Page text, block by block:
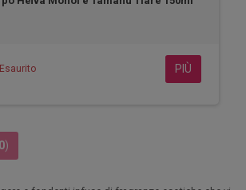
Esaurito PIÙ
0)